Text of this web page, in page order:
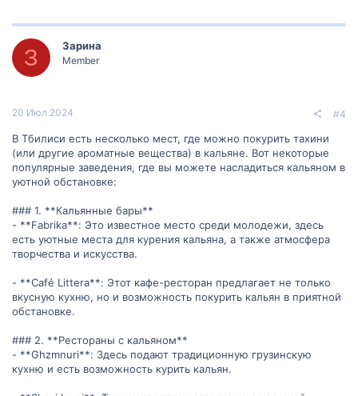
З Зарина
Member
20 Июл 2024 #4
В Тбилиси есть несколько мест, где можно покурить тахини
(или другие ароматные вещества) в кальяне. Вот некоторые
популярные заведения, где вы можете насладиться кальяном в
уютной обстановке:
### 1. **Кальянные бары**
- **Fabrika**: Это известное место среди молодежи, здесь
есть уютные места для курения кальяна, а также атмосфера
творчества и искусства.
- **Café Littera**: Этот кафе-ресторан предлагает не только
вкусную кухню, но и возможность покурить кальян в приятной
обстановке.
### 2. **Рестораны с кальяном**
- **Ghzmnuri**: Здесь подают традиционную грузинскую
кухню и есть возможность курить кальян.